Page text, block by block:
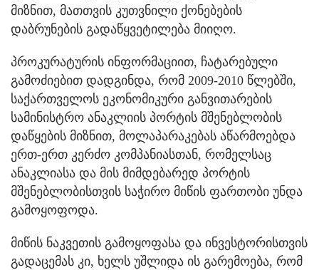
მიზნით, მათთვის კუთვნილი ქონებების
დაბრუნების გადაწყვეტილება მიიღო.
პროკურატურის ინფორმაციით, ჩატარებული
გამოძიებით დადგინდა, რომ 2009-2010 წლებში,
საქართველოს ეკონომიკური განვითარების
სამინისტრო ანაკლიის პორტის მშენებლობის
დაწყების მიზნით, მოლაპარაკებას აწარმოებდა
ერთ-ერთ კერძო კომპანიასთან, რომელსაც
ანაკლიასა და მის მიმდებარედ პორტის
მშენებლობისთვის საჭირო მიწის ფართობი უნდა
გამოყოფოდა.
მიწის ნაკვეთის გამოყოფასა და ინვესტორისთვის
გადაცემას კი, ხელს უშლიდა ის გარემოება, რომ